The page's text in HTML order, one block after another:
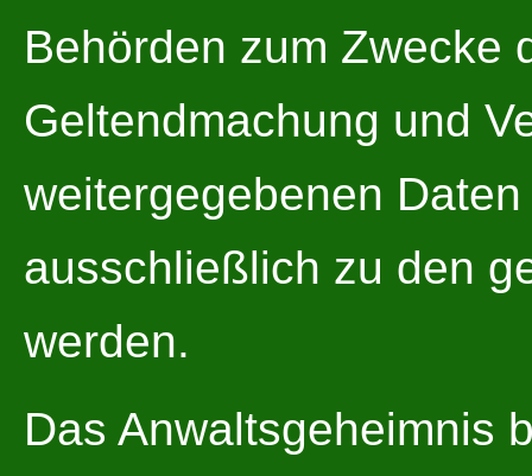
Behörden zum Zwecke
Geltendmachung und
weitergegebenen
ausschließlich zu den
werden.
Das Anwaltsgeheimnis